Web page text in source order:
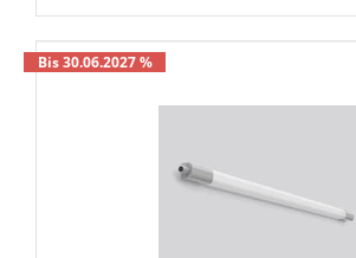
Bis 30.06.2027 %